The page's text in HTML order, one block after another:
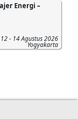
Energi –
12 - 14 Agustus 2026
Yogyakarta